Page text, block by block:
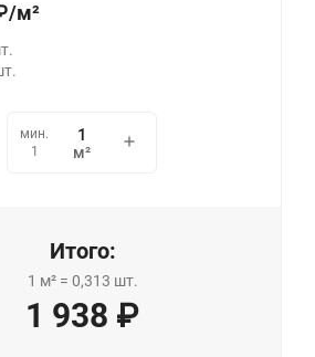
/м²
мин.
1
м²
Итого:
1 м²= 0,313 шт.
1 938 ₽